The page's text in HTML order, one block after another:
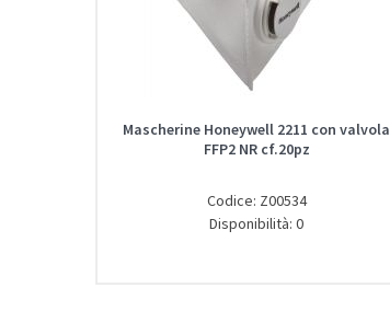
Mascherine Honeywell 2211 con valvola
FFP2 NR cf.20pz
Codice: Z00534
Disponibilità: 0